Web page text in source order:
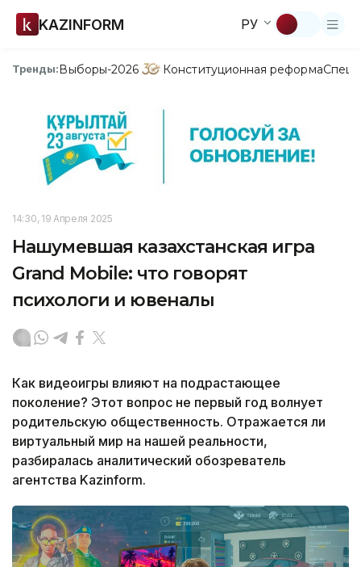
KAZINFORM РУ
Тренды:Выборы-2026 Конституционная реформа
14:30, 19 Апреля 2025
Нашумевшая казахстанская игра
Grand Mobile: что говорят
психологи и ювеналы
Как видеоигры влияют на подрастающее
поколение? Этот вопрос не первый год волнует
родительскую общественность. Отражается ли
виртуальный мир на нашей реальности,
разбиралась аналитический обозреватель
агентства Kazinform.